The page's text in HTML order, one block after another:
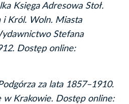
Księga Adresowa Stoł.
i Król. Woln. Miasta
Stefana
Dostęp online:
za lata 1857–1910.
Krakowie. Dostęp online: